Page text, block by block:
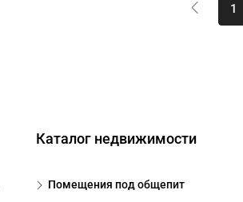
1
Каталог недвижимости
Помещения под общепит